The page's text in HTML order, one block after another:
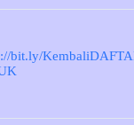
bit.ly/